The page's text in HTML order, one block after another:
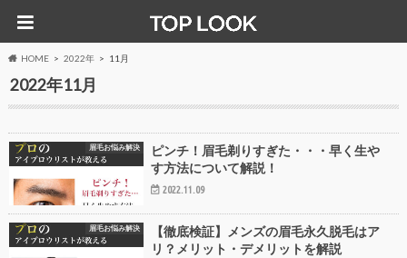
HOME 2022年 11月
2022年11月
眉毛お悩み解決
ピンチ！眉毛剃りすぎた・・・早く生や
す方法について解説！
2022.11.09
眉毛お悩み解決
【徹底検証】メンズの眉毛永久脱毛はア
リ？メリット・デメリットを解説